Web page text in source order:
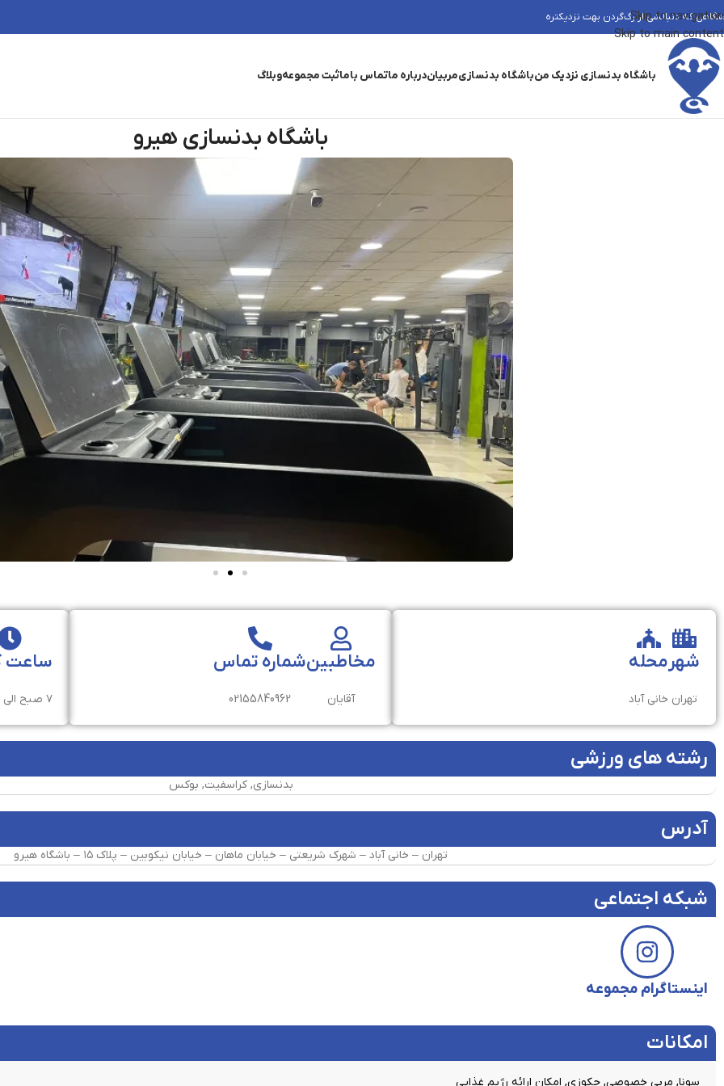
Skip to navigation
Skip to main content
که دنبالشی از رگ‌گردن بهت نزدیکتره
باشگاه بدنسازی نزدیک منباشگاه بدنسازیمربیاندرباره ماتماس باماثبت مجموعهوبلاگ
باشگاه بدنسازی هیرو
شهر
تهران
محله
خانی آباد
مخاطبین
آقایان
شماره تماس
02155840962
ساعت
۷ صبح الی ۱۲ شب
رشته های ورزشی
بدنسازی, کراسفیت, بوکس
آدرس
تهران – خانی آباد – شهرک شریعتی – خیابان ماهان – خیابان نیکوبین – پلاک ۱۵ – باشگاه هیرو
شبکه اجتماعی
اینستاگرام مجموعه
امکانات​
سونا, مربی خصوصی, جکوزی, امکان ارائه رژیم غذایی